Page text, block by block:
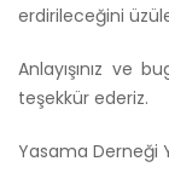
erdirileceğini
Anlayışınız ve
teşekkür ederiz.
Yasama Derneği